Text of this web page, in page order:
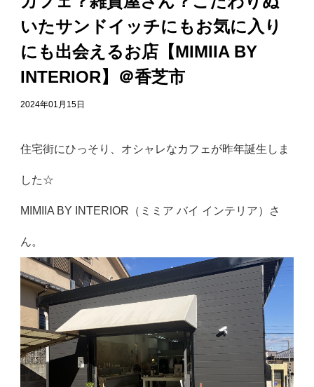
いたサンドイッチにもお気に入り
にも出会えるお店【MIMIIA BY
INTERIOR】＠香芝市
2024年01月15日
住宅街にひっそり、オシャレなカフェが昨年誕生しま
した☆
MIMIIA BY INTERIOR（ミミア バイ インテリア）さ
ん。